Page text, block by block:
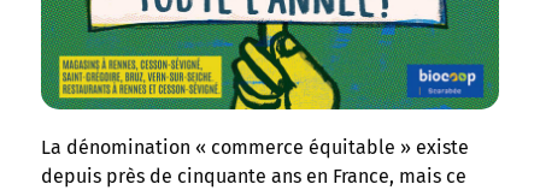
La dénomination « commerce équitable » existe
depuis près de cinquante ans en France, mais ce